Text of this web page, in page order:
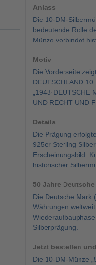
Anlass
Die 10-DM-
bedeutende Rolle
Münze verbindet
Motiv
Die Vorderseite
DEUTSCHLAND
UND RECHT UND
Details
Die Prägung
925er Sterling
Erscheinungsbild.
historischer
50 Jahre Deutsche
Die Deutsche Mark
Währungen
Silberprägung.
Jetzt bestellen
Die 10-DM-Münze